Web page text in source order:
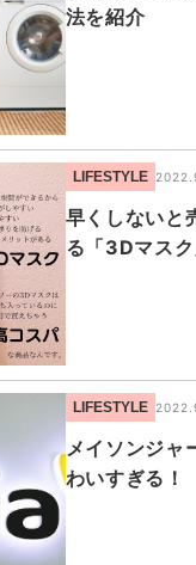
法を紹介
LIFESTYLE
早くしないと
る「3Dマスク
LIFESTYLE
メイソンジャ
わいすぎる！